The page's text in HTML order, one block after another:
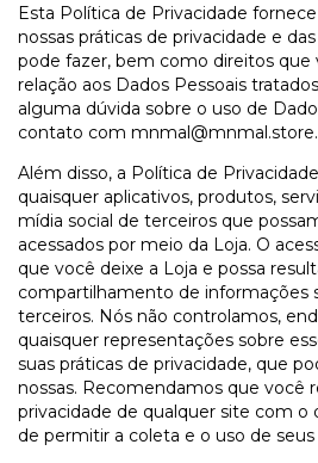
Esta Política de Privacidade
nossas práticas de privacidade e
pode fazer, bem como direitos que
relação aos Dados Pessoais
alguma dúvida sobre o uso de
contato com mnmal@mnmal.store.
Além disso, a Política de
quaisquer aplicativos, produtos,
mídia social de terceiros que
acessados por meio da Loja. O
que você deixe a Loja e possa
compartilhamento de informações
terceiros. Nós não controlamos,
quaisquer representações sobre
suas práticas de privacidade, que
nossas. Recomendamos que você
privacidade de qualquer site com o
de permitir a coleta e o uso de seus